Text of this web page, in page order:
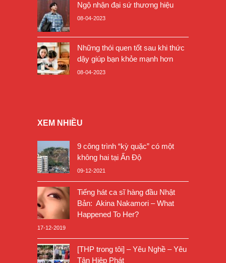
Ngộ nhận đại sứ thương hiệu
08-04-2023
Những thói quen tốt sau khi thức
dậy giúp bạn khỏe mạnh hơn
08-04-2023
XEM NHIỀU
9 công trình “kỳ quặc” có một
không hai tại Ấn Độ
09-12-2021
Tiếng hát ca sĩ hàng đầu Nhật
Bản: Akina Nakamori – What
Happened To Her?
17-12-2019
[THP trong tôi] – Yêu Nghề – Yêu
Tân Hiệp Phát